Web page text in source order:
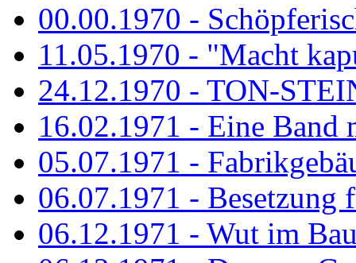
00.00.1970 -
11.05.1970 - "Macht
24.12.1970 - TON-
16.02.1971 - Eine Band
05.07.1971 -
06.07.1971 - Besetzung
06.12.1971 - Wut im